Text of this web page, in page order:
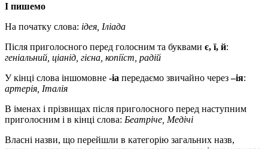
І пишемо
На початку слова: ідея, Іліада
Після приголосного перед голосним та буквами є, ї, й:
геніальний, ціанід, гієна, копіїст, радій
У кінці слова іншомовне -іa передаємо звичайно через–ія:
артерія, Італія
В іменах і прізвищах після приголосного перед наступним
приголосним і в кінці слова: Беатріче, Медічі
Власні назви, що перейшли в категорію загальних назв,